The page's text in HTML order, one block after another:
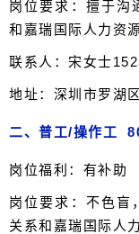
岗位要求：擅于沟
和嘉瑞国际人力资
联系人：宋女士
地址：深圳市罗湖
二、普工/操作工
岗位福利：有补助
岗位要求：不色盲
关系和嘉瑞国际人